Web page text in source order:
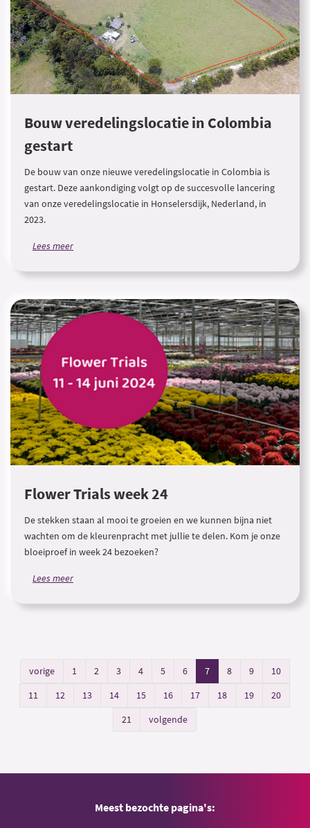
Bouw veredelingslocatie in Colombia
gestart
De bouw van onze nieuwe veredelingslocatie in Colombia is
gestart. Deze aankondiging volgt op de succesvolle lancering
van onze veredelingslocatie in Honselersdijk, Nederland, in
2023.
Lees meer
Flower Trials week 24
De stekken staan al mooi te groeien en we kunnen bijna niet
wachten om de kleurenpracht met jullie te delen. Kom je onze
bloeiproef in week 24 bezoeken?
Lees meer
vorige 1 2 3 4 5 6 7 8 9
10
11
12 13 14 15 16 17 18 19
20
21
volgende
Meest bezochte pagina's: